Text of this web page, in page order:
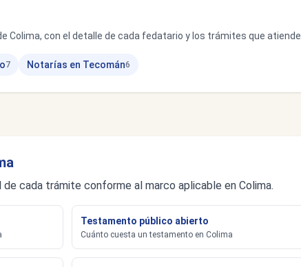
Colima, con el detalle de cada fedatario y los trámites que atiende.
7 Notarías en Tecomán6
cada trámite conforme al marco aplicable en Colima.
Testamento público abierto
Cuánto cuesta un testamento en Colima